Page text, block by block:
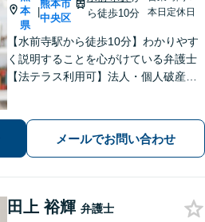
本
県
|
熊本市
中央区
ら徒歩10分
本日定休日
【水前寺駅から徒歩10分】わかりやす
く説明することを心がけている弁護士
【法テラス利用可】法人・個人破産申
対応でスムーズに解決できるよう尽力
メールでお問い合わせ
田上 裕輝 弁護士